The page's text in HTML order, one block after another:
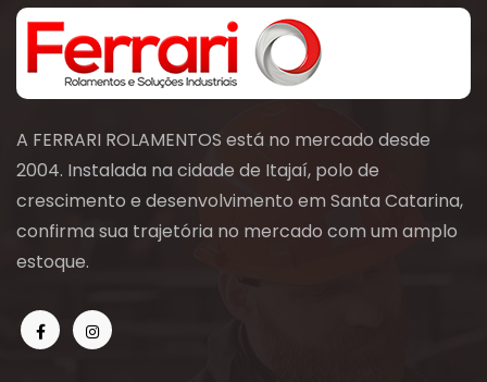
A FERRARI ROLAMENTOS está no mercado desde
2004. Instalada na cidade de Itajaí, polo de
crescimento e desenvolvimento em Santa Catarina,
confirma sua trajetória no mercado com um amplo
estoque.